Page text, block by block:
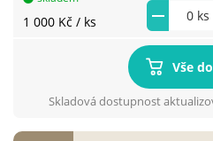
1 000 Kč / ks
Vše
Skladová dostupnost